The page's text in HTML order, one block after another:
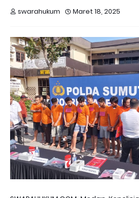
swarahukum Maret 18, 2025